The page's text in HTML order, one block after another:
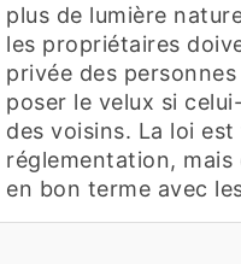
plus de lumière
les propriétaires
privée des
poser le velux si
des voisins. La loi
réglementation, mais
en bon terme avec